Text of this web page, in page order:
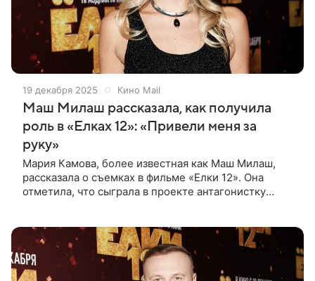
19 декабря 2025 Кино Mail
Маш Милаш рассказала, как получила
роль в «Елках 12»: «Привели меня за
руку»
Мария Камова, более известная как Маш Милаш,
рассказала о съемках в фильме «Елки 12». Она
отметила, что сыграла в проекте антагонистку